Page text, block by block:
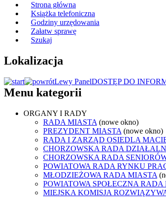
Strona główna
Książka telefoniczna
Godziny urzędowania
Załatw sprawę
Szukaj
Lokalizacja
Lewy PanelDOSTĘP DO
Menu kategorii
ORGANY I RADY
RADA MIASTA (nowe okno)
PREZYDENT MIASTA (nowe okno)
RADA I ZARZĄD OSIEDLA
CHORZOWSKA RADA
CHORZOWSKA RADA
POWIATOWA RADA RYNKU
MŁODZIEŻOWA RADA MIASTA
POWIATOWA SPOŁECZNA
MIEJSKA KOMISJA